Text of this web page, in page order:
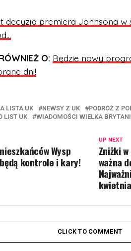
decyzja premiera Johnsona w
O: Będzie nowy
dni!
LISTA UK NEWSY Z UK PODRÓŻ Z
LIST UK WIADOMOŚCI WIELKA
UP NEXT
Zniżki
ważna
Wysp
kontrole i kary!
CLICK TO COMMENT